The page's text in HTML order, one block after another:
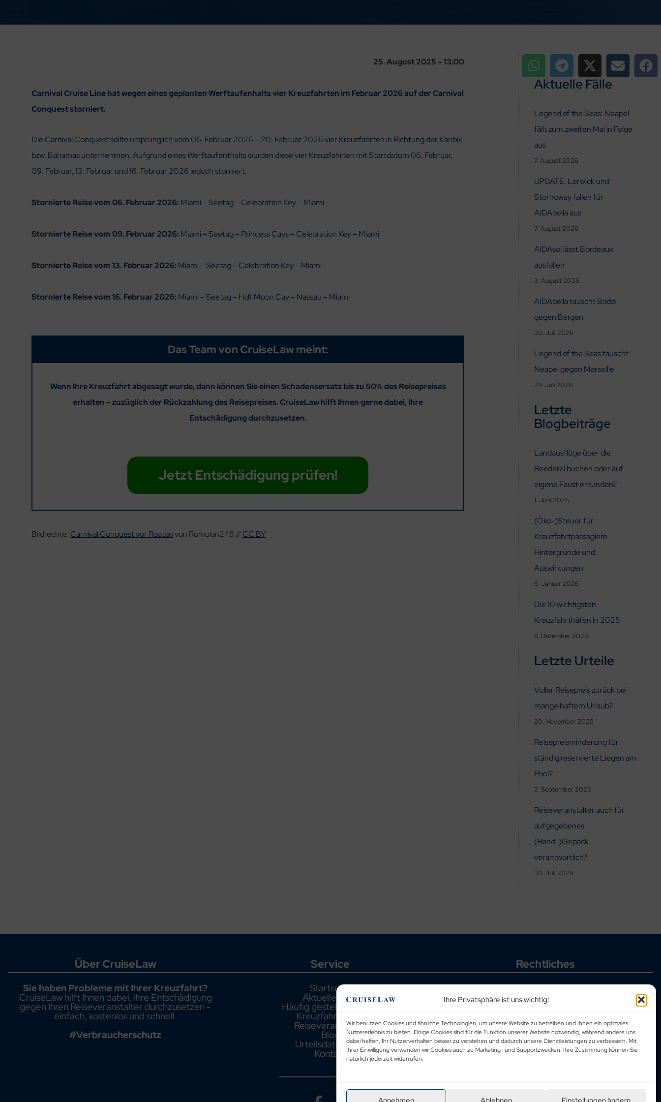
Ihre Privatsphäre ist uns wichtig!
Wir benutzen Cookies und ähnliche Technologien, um unsere Website zu betreiben und Ihnen ein optimales
Nutzererlebnis zu bieten. Einige Cookies sind für die Funktion unserer Website notwendig, während andere uns
dabei helfen, Ihr Nutzerverhalten besser zu verstehen und dadurch unsere Dienstleistungen zu verbessern. Mit
Ihrer Einwilligung verwenden wir Cookies auch zu Marketing- und Supportzwecken. Ihre Zustimmung können Sie
natürlich jederzeit widerrufen.
25. August 2025 – 13:00
Carnival Cruise Line hat wegen eines geplanten Werftaufenhalts vier Kreuzfahrten im Februar 2026 auf der Carnival
Conquest storniert.
Die Carnival Conquest sollte ursprünglich vom 06. Februar 2026 – 20. Februar 2026 vier Kreuzfahrten in Richtung der Karibik
bzw. Bahamas unternehmen. Aufgrund eines Werftaufenthalts wurden diese vier Kreuzfahrten mit Startdatum 06. Februar,
09. Februar, 13. Februar und 16. Februar 2026 jedoch storniert.
Stornierte Reise vom 06. Februar 2026: Miami – Seetag – Celebration Key – Miami
Stornierte Reise vom 09. Februar 2026: Miami – Seetag – Princess Cays – Celebration Key – Miami
Stornierte Reise vom 13. Februar 2026: Miami – Seetag – Celebration Key – Miami
Stornierte Reise vom 16. Februar 2026: Miami – Seetag – Half Moon Cay – Nassau – Miami
Das Team von CruiseLaw meint:
Wenn Ihre Kreuzfahrt abgesagt wurde, dann können Sie einen Schadensersatz bis zu 50% des Reisepreises
erhalten – zuzüglich der Rückzahlung des Reisepreises. CruiseLaw hilft Ihnen gerne dabei, Ihre
Entschädigung durchzusetzen.
Jetzt Entschädigung prüfen!
Bildrechte: Carnival Conquest vor Roatanvon Romulan248 //CC BY
Aktuelle Fälle
Legend of the Seas: Neapel
fällt zum zweiten Mal in Folge
aus
7. August 2026
UPDATE: Lerwick und
Stornoway fallen für
AIDAbella aus
7. August 2026
AIDAsol lässt Bordeaux
ausfallen
3. August 2026
AIDAbella tauscht Bodø
gegen Bergen
30. Juli 2026
Legend of the Seas tauscht
Neapel gegen Marseille
29. Juli 2026
Letzte
Blogbeiträge
Landausflüge über die
Reederei buchen oder auf
eigene Faust erkunden?
1. Juni 2026
(Öko-)Steuer für
Kreuzfahrtpassagiere –
Hintergründe und
Auswirkungen
6. Januar 2026
Die 10 wichtigsten
Kreuzfahrthäfen in 2025
8. Dezember 2025
Letzte Urteile
Voller Reisepreis zurück bei
mangelhaftem Urlaub?
20. November 2025
Reisepreisminderung für
ständig reservierte Liegen am
Pool?
2. September 2025
Reiseveranstalter auch für
aufgegebenes
(Hand-)Gepäck
verantwortlich?
30. Juli 2025
Über CruiseLaw
Sie haben Probleme mit Ihrer Kreuzfahrt?
CruiseLaw hilft Ihnen dabei, Ihre Entschädigung
gegen Ihren Reiseveranstalter durchzusetzen -
einfach, kostenlos und schnell.
#Verbraucherschutz
Service
Startseite
Aktuelle Fälle
Häufig gestellte Fragen
Kreuzfahrthäfen
Reiseveranstalter
Blog
Urteilsdatenbank
Kontakt
Rechtliches
Allgemeine Geschäftsbedingungen
Datenschutzbestimmungen
Corporate Social Responsibility